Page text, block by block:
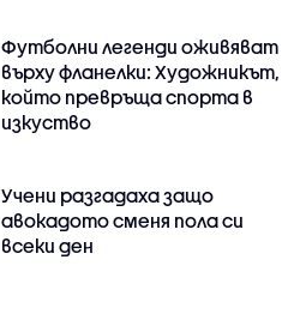
Футболни легенди оживяват
върху фланелки: Художникът,
който превръща спорта в
изкуство
Учени разгадаха защо
авокадото сменя пола си
всеки ден